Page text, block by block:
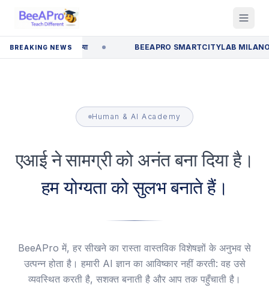
BREAKING NEWS
में चुना गया BEEAPRO SMARTCITYLAB MILANO के
Human & AI Academy
एआई ने सामग्री को अनंत बना दिया है।
हम योग्यता को सुलभ बनाते हैं।
BeeAPro में, हर सीखने का रास्ता वास्तविक विशेषज्ञों के अनुभव से
उत्पन्न होता है। हमारी AI ज्ञान का आविष्कार नहीं करती: वह उसे
व्यवस्थित करती है, सशक्त बनाती है और आप तक पहुँचाती है।